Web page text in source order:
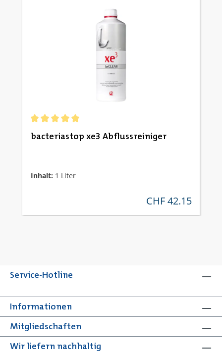
bacteriastop xe3 Abflussreiniger
Inhalt: 1 Liter
regulärer preis:
CHF 42.15
Service-Hotline
Mitgliedschaften
Informationen
Wir liefern nachhaltig